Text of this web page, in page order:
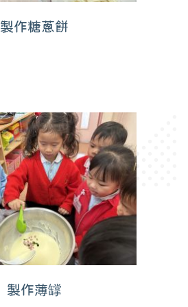
製作糖蔥餅
製作薄罉